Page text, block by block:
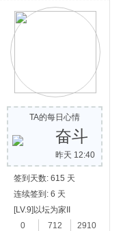
TA的每日心情
奋斗
昨天 12:40
签到天数: 615 天
连续签到: 6 天
[LV.9]以坛为家II
0
712
2910